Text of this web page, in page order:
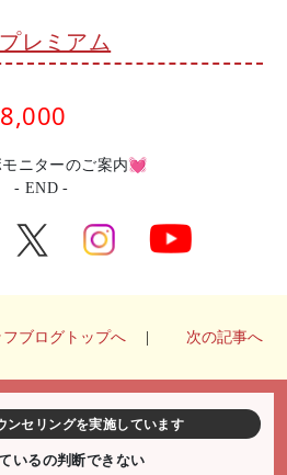
レミアム
ニターのご案内💓
- END -
フブログトップへ | 次の記事へ
ンセリングを実施しています
いるの判断できない